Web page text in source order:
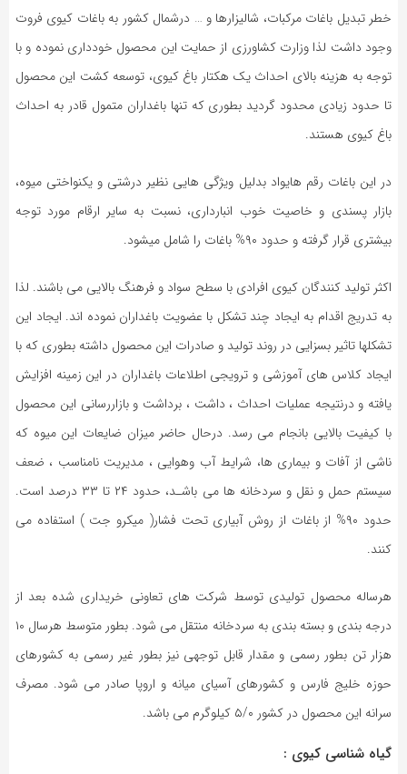
خطر تبدیل باغات مرکبات، شالیزارها و … درشمال کشور به باغات کیوی فروت
وجود داشت لذا وزارت کشاورزی از حمایت این محصول خودداری نموده و با
توجه به هزینه بالای احداث یک هکتار باغ کیوی، توسعه کشت این محصول
تا حدود زیادی محدود گردید بطوری که تنها باغداران متمول قادر به احداث
باغ کیوی هستند.
در این باغات رقم هایواد بدلیل ویژگی هایی نظیر درشتی و یکنواختی میوه،
بازار پسندی و خاصیت خوب انبارداری، نسبت به سایر ارقام مورد توجه
بیشتری قرار گرفته و حدود ۹۰% باغات را شامل میشود.
اکثر تولید کنندگان کیوی افرادی با سطح سواد و فرهنگ بالایی می باشند. لذا
به تدریج اقدام به ایجاد چند تشکل با عضویت باغداران نموده اند. ایجاد این
تشکلها تاثیر بسزایی در روند تولید و صادرات این محصول داشته بطوری که با
ایجاد کلاس های آموزشی و ترویجی اطلاعات باغداران در این زمینه افزایش
یافته و درنتیجه عملیات احداث ، داشت ، برداشت و بازاررسانی این محصول
با کیفیت بالایی بانجام می رسد. درحال حاضر میزان ضایعات این میوه که
ناشی از آ‏فات و بیماری ها، شرایط آب وهوایی ، مدیریت نامناسب ، ضعف
سیستم حمل و نقل و سردخانه ها می باشـد، حدود ۲۴ تا ۳۳ درصد است.
حدود ۹۰% از باغات از روش آبیاری تحت فشار( میکرو جت ) استفاده می
کنند.
هرساله محصول تولیدی توسط شرکت های تعاونی خریداری شده بعد از
درجه بندی و بسته بندی به سردخانه منتقل می شود. بطور متوسط هرسال ۱۰
هزار تن بطور رسمی و مقدار قابل توجهی نیز بطور غیر رسمی به کشورهای
حوزه خلیج فارس و کشورهای آسیای میانه و اروپا صادر می شود. مصرف
سرانه این محصول در کشور ۵/۰ کیلوگرم می باشد.
گیاه شناسی کیوی :